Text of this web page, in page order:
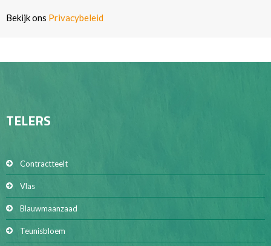
Bekijk ons Privacybeleid
TELERS
Contractteelt
Vlas
Blauwmaanzaad
Teunisbloem